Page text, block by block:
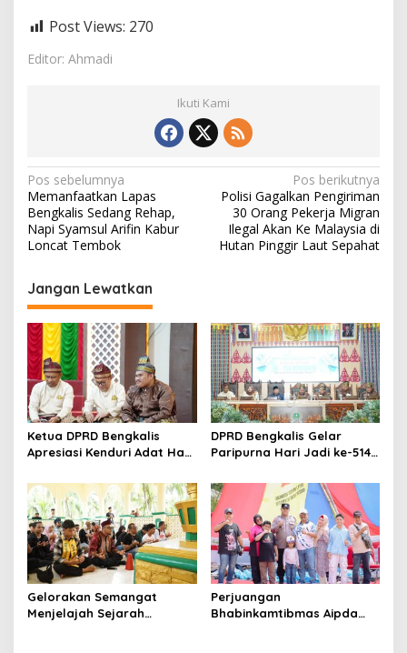
Post Views: 270
Editor: Ahmadi
Ikuti Kami
N
a
v
i
g
a
s
i
p
o
s
Pos sebelumnya
Memanfaatkan Lapas
Bengkalis Sedang Rehap,
Napi Syamsul Arifin Kabur
Loncat Tembok
Pos berikutnya
Polisi Gagalkan Pengiriman
30 Orang Pekerja Migran
Ilegal Akan Ke Malaysia di
Hutan Pinggir Laut Sepahat
Jangan Lewatkan
Ketua DPRD Bengkalis
Apresiasi Kenduri Adat Hari
LAMR Kabupaten Bengkalis.
DPRD Bengkalis Gelar
Paripurna Hari Jadi ke-514
Semangat Membangun
Negeri Junjungan.
Gelorakan Semangat
Menjelajah Sejarah
Perjuangan
Bhabinkamtibmas Aipda